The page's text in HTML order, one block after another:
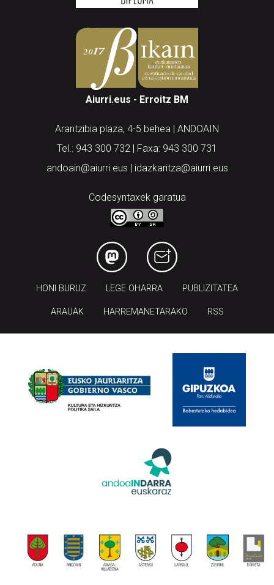
Aiurri.eus - Erroitz BM
Arantzibia plaza, 4-5 behea | ANDOAIN
Tel.: 943 300 732 | Faxa: 943 300 731
andoain@aiurri.eus | idazkaritza@aiurri.eus
Codesyntaxek garatua
HONI BURUZ LEGE OHARRA PUBLIZITATEA
ARAUAK HARREMANETARAKO RSS